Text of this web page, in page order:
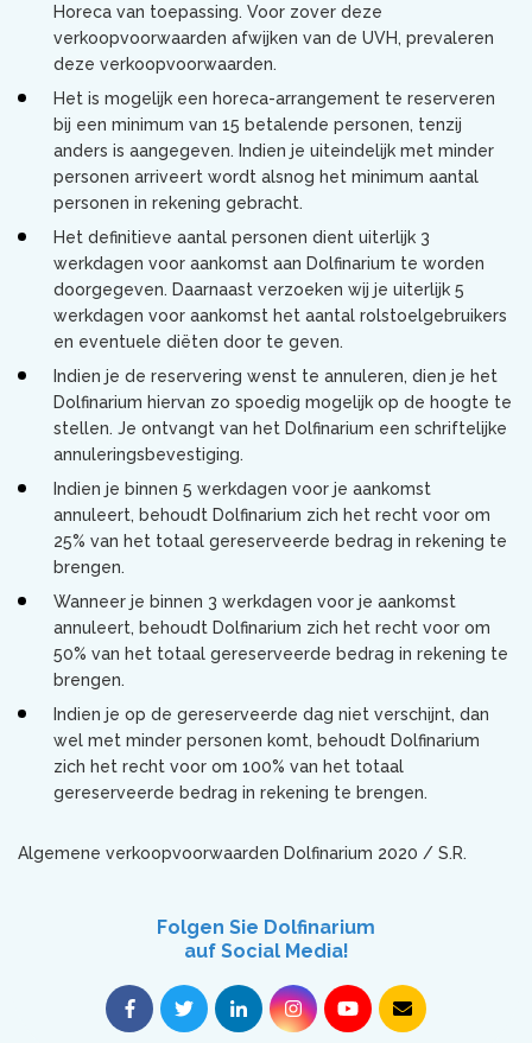
Horeca van toepassing. Voor zover deze
verkoopvoorwaarden afwijken van de UVH, prevaleren
deze verkoopvoorwaarden.
Het is mogelijk een horeca-arrangement te reserveren
bij een minimum van 15 betalende personen, tenzij
anders is aangegeven. Indien je uiteindelijk met minder
personen arriveert wordt alsnog het minimum aantal
personen in rekening gebracht.
Het definitieve aantal personen dient uiterlijk 3
werkdagen voor aankomst aan Dolfinarium te worden
doorgegeven. Daarnaast verzoeken wij je uiterlijk 5
werkdagen voor aankomst het aantal rolstoelgebruikers
en eventuele diëten door te geven.
Indien je de reservering wenst te annuleren, dien je het
Dolfinarium hiervan zo spoedig mogelijk op de hoogte te
stellen. Je ontvangt van het Dolfinarium een schriftelijke
annuleringsbevestiging.
Indien je binnen 5 werkdagen voor je aankomst
annuleert, behoudt Dolfinarium zich het recht voor om
25% van het totaal gereserveerde bedrag in rekening te
brengen.
Wanneer je binnen 3 werkdagen voor je aankomst
annuleert, behoudt Dolfinarium zich het recht voor om
50% van het totaal gereserveerde bedrag in rekening te
brengen.
Indien je op de gereserveerde dag niet verschijnt, dan
wel met minder personen komt, behoudt Dolfinarium
zich het recht voor om 100% van het totaal
gereserveerde bedrag in rekening te brengen.
Algemene verkoopvoorwaarden Dolfinarium 2020 / S.R.
Folgen Sie Dolfinarium
auf Social Media!